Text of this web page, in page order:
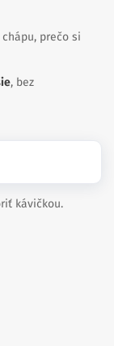
prečo si
, bez
kávičkou.